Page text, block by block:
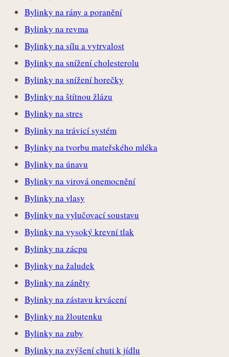
Bylinky na rány a poranění
Bylinky na revma
Bylinky na sílu a vytrvalost
Bylinky na snížení cholesterolu
Bylinky na snížení horečky
Bylinky na štítnou žlázu
Bylinky na stres
Bylinky na trávicí systém
Bylinky na tvorbu mateřského mléka
Bylinky na únavu
Bylinky na virová onemocnění
Bylinky na vlasy
Bylinky na vylučovací soustavu
Bylinky na vysoký krevní tlak
Bylinky na zácpu
Bylinky na žaludek
Bylinky na záněty
Bylinky na zástavu krvácení
Bylinky na žloutenku
Bylinky na zuby
Bylinky na zvýšení chuti k jídlu